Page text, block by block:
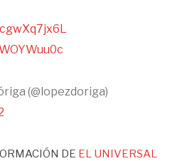
(@lopezdoriga)
DE EL UNIVERSAL